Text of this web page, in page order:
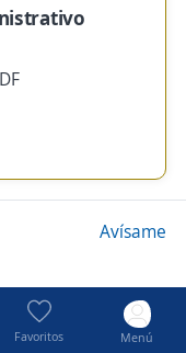
Favoritos Menú
Avísame